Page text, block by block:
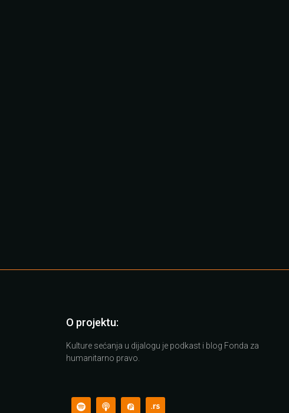
O projektu:
Kulture sećanja u dijalogu je podkast i blog Fonda za
humanitarno pravo.